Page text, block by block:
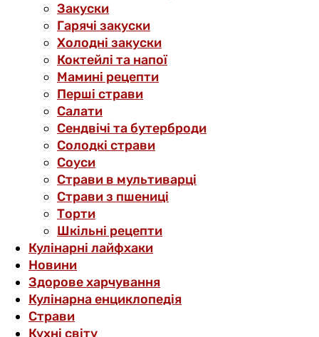
Закуски
Гарячі закуски
Холодні закуски
Коктейлі та напої
Мамині рецепти
Перші страви
Салати
Сендвічі та бутерброди
Солодкі страви
Соуси
Страви в мультиварці
Страви з пшениці
Торти
Шкільні рецепти
Кулінарні лайфхаки
Новини
Здорове харчування
Кулінарна енциклопедія
Страви
Кухні світу